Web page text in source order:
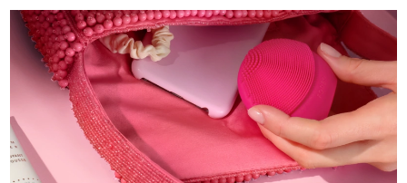
Travel-friendly IPL hair removal
PEACH™ Cooling Prep Gel
Cooling IPL hair removal gel
Firming body serum
ESPADA™ 2
Acne treatment device
ESPADA™ Blemish Solution
Concentrated acne gel
IRIS™ 2
Rejuvenating eye massager
眼部护肤
Advanced eye care treatment
KIWI™ derma
Diamond microdermabrasion .
KIWI™
Blackhead remover
LUNA™ 4 hair
2-in-1 LED scalp massager
FLIP™ play advanced
LED light hairbrush
牙齿美白
NEW
issa™ Teeth Whitening Set
Dual LED + sonic device & 18% PAP gel
更多的
匈牙利 预计送达日期8/10/26
冰岛 预计送达日期8/11/26
印度尼西亚 预计送达日期8/8/26
爱尔兰 预计送达日期8/10/26